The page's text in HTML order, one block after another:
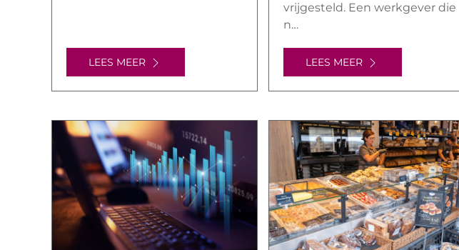
LEES MEER
vrijgesteld. Een werkgever die
n…
LEES MEER